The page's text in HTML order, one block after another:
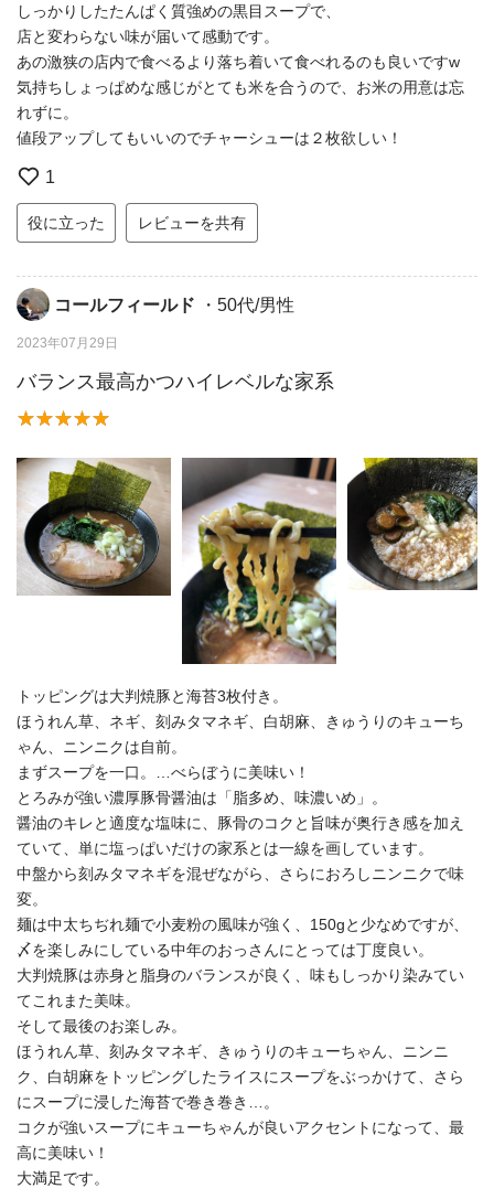
しっかりしたたんぱく質強めの黒目スープで、
店と変わらない味が届いて感動です。
あの激狭の店内で食べるより落ち着いて食べれるのも良いですw
気持ちしょっぱめな感じがとても米を合うので、お米の用意は忘
れずに。
値段アップしてもいいのでチャーシューは２枚欲しい！
1
役に立った レビューを共有
コールフィールド ・50代/男性
2023年07月29日
バランス最高かつハイレベルな家系
トッピングは大判焼豚と海苔3枚付き。
ほうれん草、ネギ、刻みタマネギ、白胡麻、きゅうりのキューち
ゃん、ニンニクは自前。
まずスープを一口。…べらぼうに美味い！
とろみが強い濃厚豚骨醤油は「脂多め、味濃いめ」。
醤油のキレと適度な塩味に、豚骨のコクと旨味が奥行き感を加え
ていて、単に塩っぱいだけの家系とは一線を画しています。
中盤から刻みタマネギを混ぜながら、さらにおろしニンニクで味
変。
麺は中太ちぢれ麺で小麦粉の風味が強く、150gと少なめですが、
〆を楽しみにしている中年のおっさんにとっては丁度良い。
大判焼豚は赤身と脂身のバランスが良く、味もしっかり染みてい
てこれまた美味。
そして最後のお楽しみ。
ほうれん草、刻みタマネギ、きゅうりのキューちゃん、ニンニ
ク、白胡麻をトッピングしたライスにスープをぶっかけて、さら
にスープに浸した海苔で巻き巻き…。
コクが強いスープにキューちゃんが良いアクセントになって、最
高に美味い！
大満足です。